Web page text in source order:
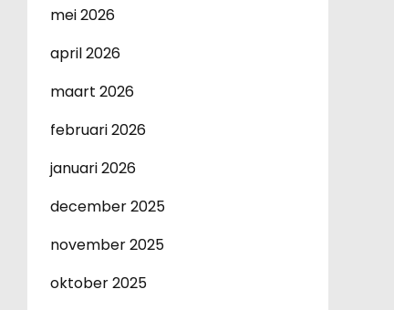
mei 2026
april 2026
maart 2026
februari 2026
januari 2026
december 2025
november 2025
oktober 2025